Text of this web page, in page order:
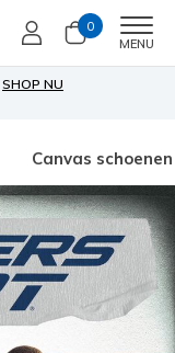
0
MENU
SHOP NU
Canvas schoenen